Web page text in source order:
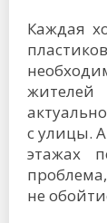
Каждая
жителей
с улицы.
этажах
не